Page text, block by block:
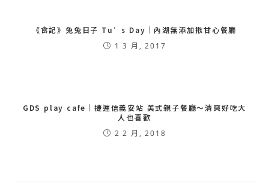
《食記》兔兔日子 Tu’s Day｜內湖無添加揪甘心餐廳
1 3 月, 2017
GDS play cafe｜捷運信義安站 美式親子餐廳～清爽好吃大
人也喜歡
2 2 月, 2018